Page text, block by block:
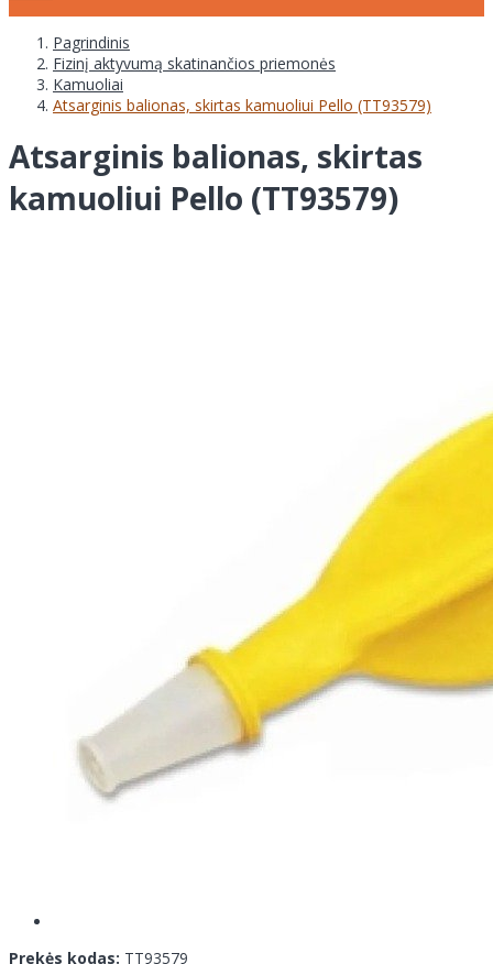
Pagrindinis
Fizinį aktyvumą skatinančios priemonės
Kamuoliai
Atsarginis balionas, skirtas kamuoliui Pello (TT93579)
Atsarginis balionas, skirtas
kamuoliui Pello (TT93579)
Prekės kodas: TT93579